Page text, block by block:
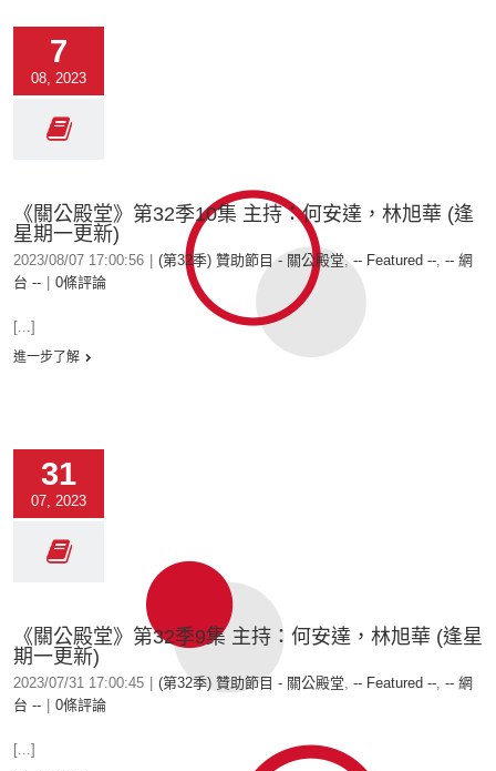
7
08, 2023
《關公殿堂》第32季10集 主持：何安達，林旭華 (逢
星期一更新)
2023/08/07 17:00:56 (第32季) 贊助節目 - 關公殿堂,-- Featured --, -- 網
台 --
0條評論
[...]
進一步了解
31
07, 2023
《關公殿堂》第32季9集 主持：何安達，林旭華 (逢星
期一更新)
2023/07/31 17:00:45 (第32季) 贊助節目 - 關公殿堂, -- Featured --, -- 網
台 --
0條評論
[...]